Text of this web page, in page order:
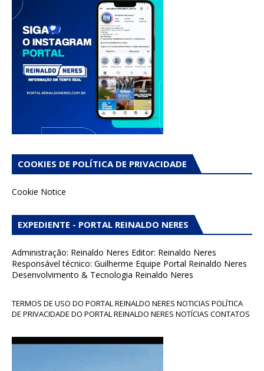
COOKIES DE POLÍTICA DE PRIVACIDADE
Cookie Notice
EXPEDIENTE - PORTAL REINALDO NERES
Administração: Reinaldo Neres Editor: Reinaldo Neres
Responsável técnico: Guilherme Equipe Portal Reinaldo Neres
Desenvolvimento & Tecnologia Reinaldo Neres
TERMOS DE USO DO PORTAL REINALDO NERES NOTICIAS POLÍTICA
DE PRIVACIDADE DO PORTAL REINALDO NERES NOTÍCIAS CONTATOS